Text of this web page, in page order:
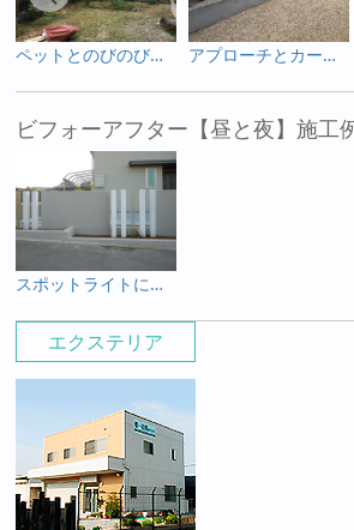
エクステリア
ペットとのびのび遊べる庭 アプローチとカーポートの共同土間へ
ビフォーアフター【昼と夜】施工
スポットライトによって魅せられる角柱